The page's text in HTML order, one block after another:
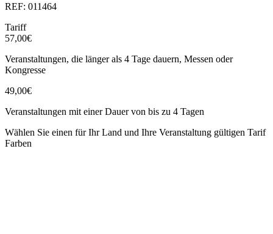
REF: 011464
Tariff
57,00€
Veranstaltungen, die länger als 4 Tage dauern, Messen oder
Kongresse
49,00€
Veranstaltungen mit einer Dauer von bis zu 4 Tagen
Wählen Sie einen für Ihr Land und Ihre Veranstaltung gültigen Tarif
Farben